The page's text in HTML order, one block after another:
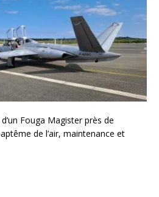
Fouga Magister près de
de l’air, maintenance et